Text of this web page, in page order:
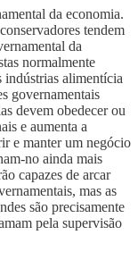
da economia.
tendem
da
normalmente
indústrias alimentícia
governamentais
devem obedecer ou
e aumenta a
e manter um negócio
no ainda mais
capazes de arcar
mas as
são precisamente
pela supervisão